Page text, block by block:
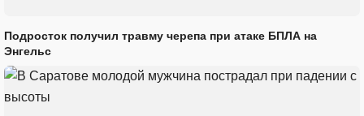
Подросток получил травму черепа при атаке БПЛА на
Энгельс